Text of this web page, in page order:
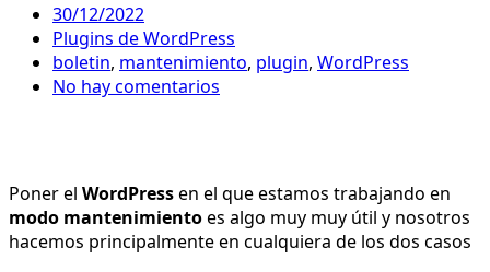
30/12/2022
Plugins de WordPress
boletin, mantenimiento, plugin, WordPress
No hay comentarios
Poner el WordPressen el que estamos trabajando en
modo mantenimientoes algo muy muy útil y nosotros
hacemos principalmente en cualquiera de los dos casos